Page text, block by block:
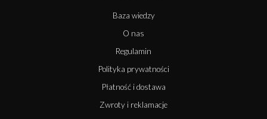
Baza wiedzy
O nas
Regulamin
Polityka prywatności
Płatność i dostawa
Zwroty i reklamacje